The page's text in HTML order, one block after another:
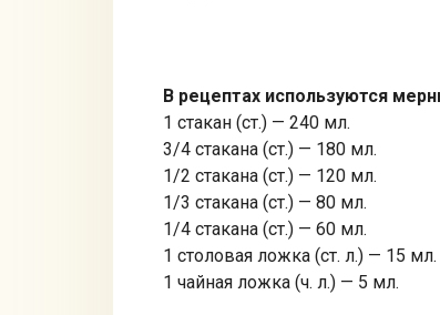
В рецептах используются
1 стакан (ст.) — 240 мл.
3/4 стакана (ст.) — 180 мл.
1/2 стакана (ст.) — 120 мл.
1/3 стакана (ст.) — 80 мл.
1/4 стакана (ст.) — 60 мл.
1 столовая ложка (ст. л.) — 15 мл.
1 чайная ложка (ч. л.) — 5 мл.